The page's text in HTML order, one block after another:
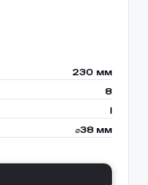
230 мм
8
⌀38 мм